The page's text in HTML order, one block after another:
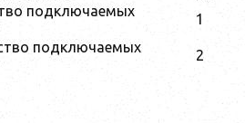
подключаемых
1
подключаемых
2